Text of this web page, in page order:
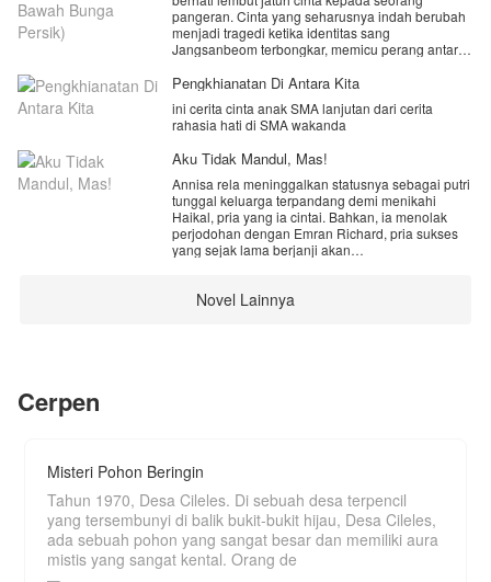
pangeran. Cinta yang seharusnya indah berubah
menjadi tragedi ketika identitas sang
Jangsanbeom terbongkar, memicu perang antara
Sebelum ajal menjemput, mereka berjanji akan
Ratusan tahun kemudian, di Seoul modern, sang
pangeran bereinkarnasi sebagai idol K-pop
manusia biasa yang telah melupakan semua
kenangan masa lalu.
Mampukah cinta yang melintasi waktu
mengalahkan takdir, kebencian, dan kegelapan
yang kembali bangkit?
Karena ada janji yang tak pernah pudar, bahkan
setelah ratusan tahun berlalu.
Pengkhianatan Di Antara Kita
ini cerita cinta anak SMA lanjutan dari cerita
rahasia hati di SMA wakanda
Aku Tidak Mandul, Mas!
Annisa rela meninggalkan statusnya sebagai putri
tunggal keluarga terpandang demi menikahi
Haikal, pria yang ia cintai. Bahkan, ia menolak
perjodohan dengan Emran Richard, pria sukses
yang sejak lama berjanji akan
Namun, setelah menikah, hidup Annisa berubah
menjadi penderitaan. Dihina ibu mertua, divonis
datang, Annisa sudah berubah. Akankah, Annisa
kembali pada suaminya, atau justru
menghancurkan suaminya tanpa ampun!
Novel Lainnya
Cerpen
Misteri Pohon Beringin
Tahun 1970, Desa Cileles. Di sebuah desa terpencil
yang tersembunyi di balik bukit-bukit hijau, Desa Cileles,
ada sebuah pohon yang sangat besar dan memiliki aura
mistis yang sangat kental. Orang de